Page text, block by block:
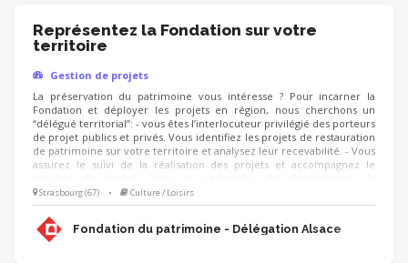
Représentez la Fondation sur votre
territoire
Gestion de projets
La préservation du patrimoine vous intéresse ? Pour incarner la
Fondation et déployer les projets en région, nous cherchons un
“délégué territorial”: - vous êtes l’interlocuteur privilégié des porteurs
de projet publics et privés. Vous identifiez les projets de restauration
de patrimoine sur votre territoire et analysez leur recevabilité. - Vous
assurez le suivi de la réalisation des projets et accompagnez le
communication, l'animation de sa collecte, jusqu'à la clôture du
projet. - Vous contribuez au développement des adhésions et des
ressources (mécènes, donateurs, partenariats, etc.) pour pérenniser
les actions de la Fondation.
Strasbourg (67) • Culture / Loisirs
Fondation du patrimoine - Délégation Alsace